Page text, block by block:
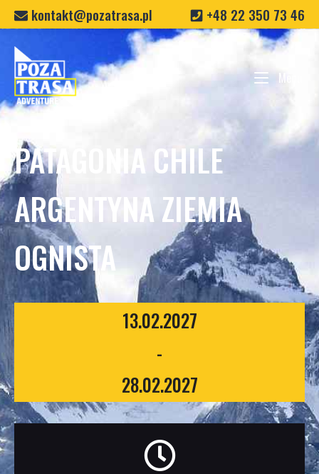
kontakt@pozatrasa.pl +48 22 350 73 46
Home
Menu
PATAGONIA CHILE
ARGENTYNA ZIEMIA
OGNISTA
13.02.2027
-
28.02.2027